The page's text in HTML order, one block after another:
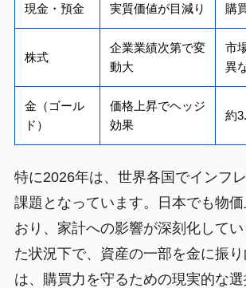
現金・預金 実質価値が目減り 購
株式
企業業績次第で変
動大
市
異
金（ゴール
ド）
価格上昇でヘッジ
効果
約
特に2026年は、世界各国でインフ
課題となっています。日本でも物
おり、家計への影響が深刻化して
た状況下で、資産の一部を金に振り
は、購買力を守るための現実的な